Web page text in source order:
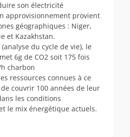
son électricité
approvisionnement provient
géographiques : Niger,
et Kazakhstan.
(analyse du cycle de vie), le
6g de CO2 soit 175 fois
charbon
ressources connues à ce
couvrir 100 années de leur
les conditions
le mix énergétique actuels.